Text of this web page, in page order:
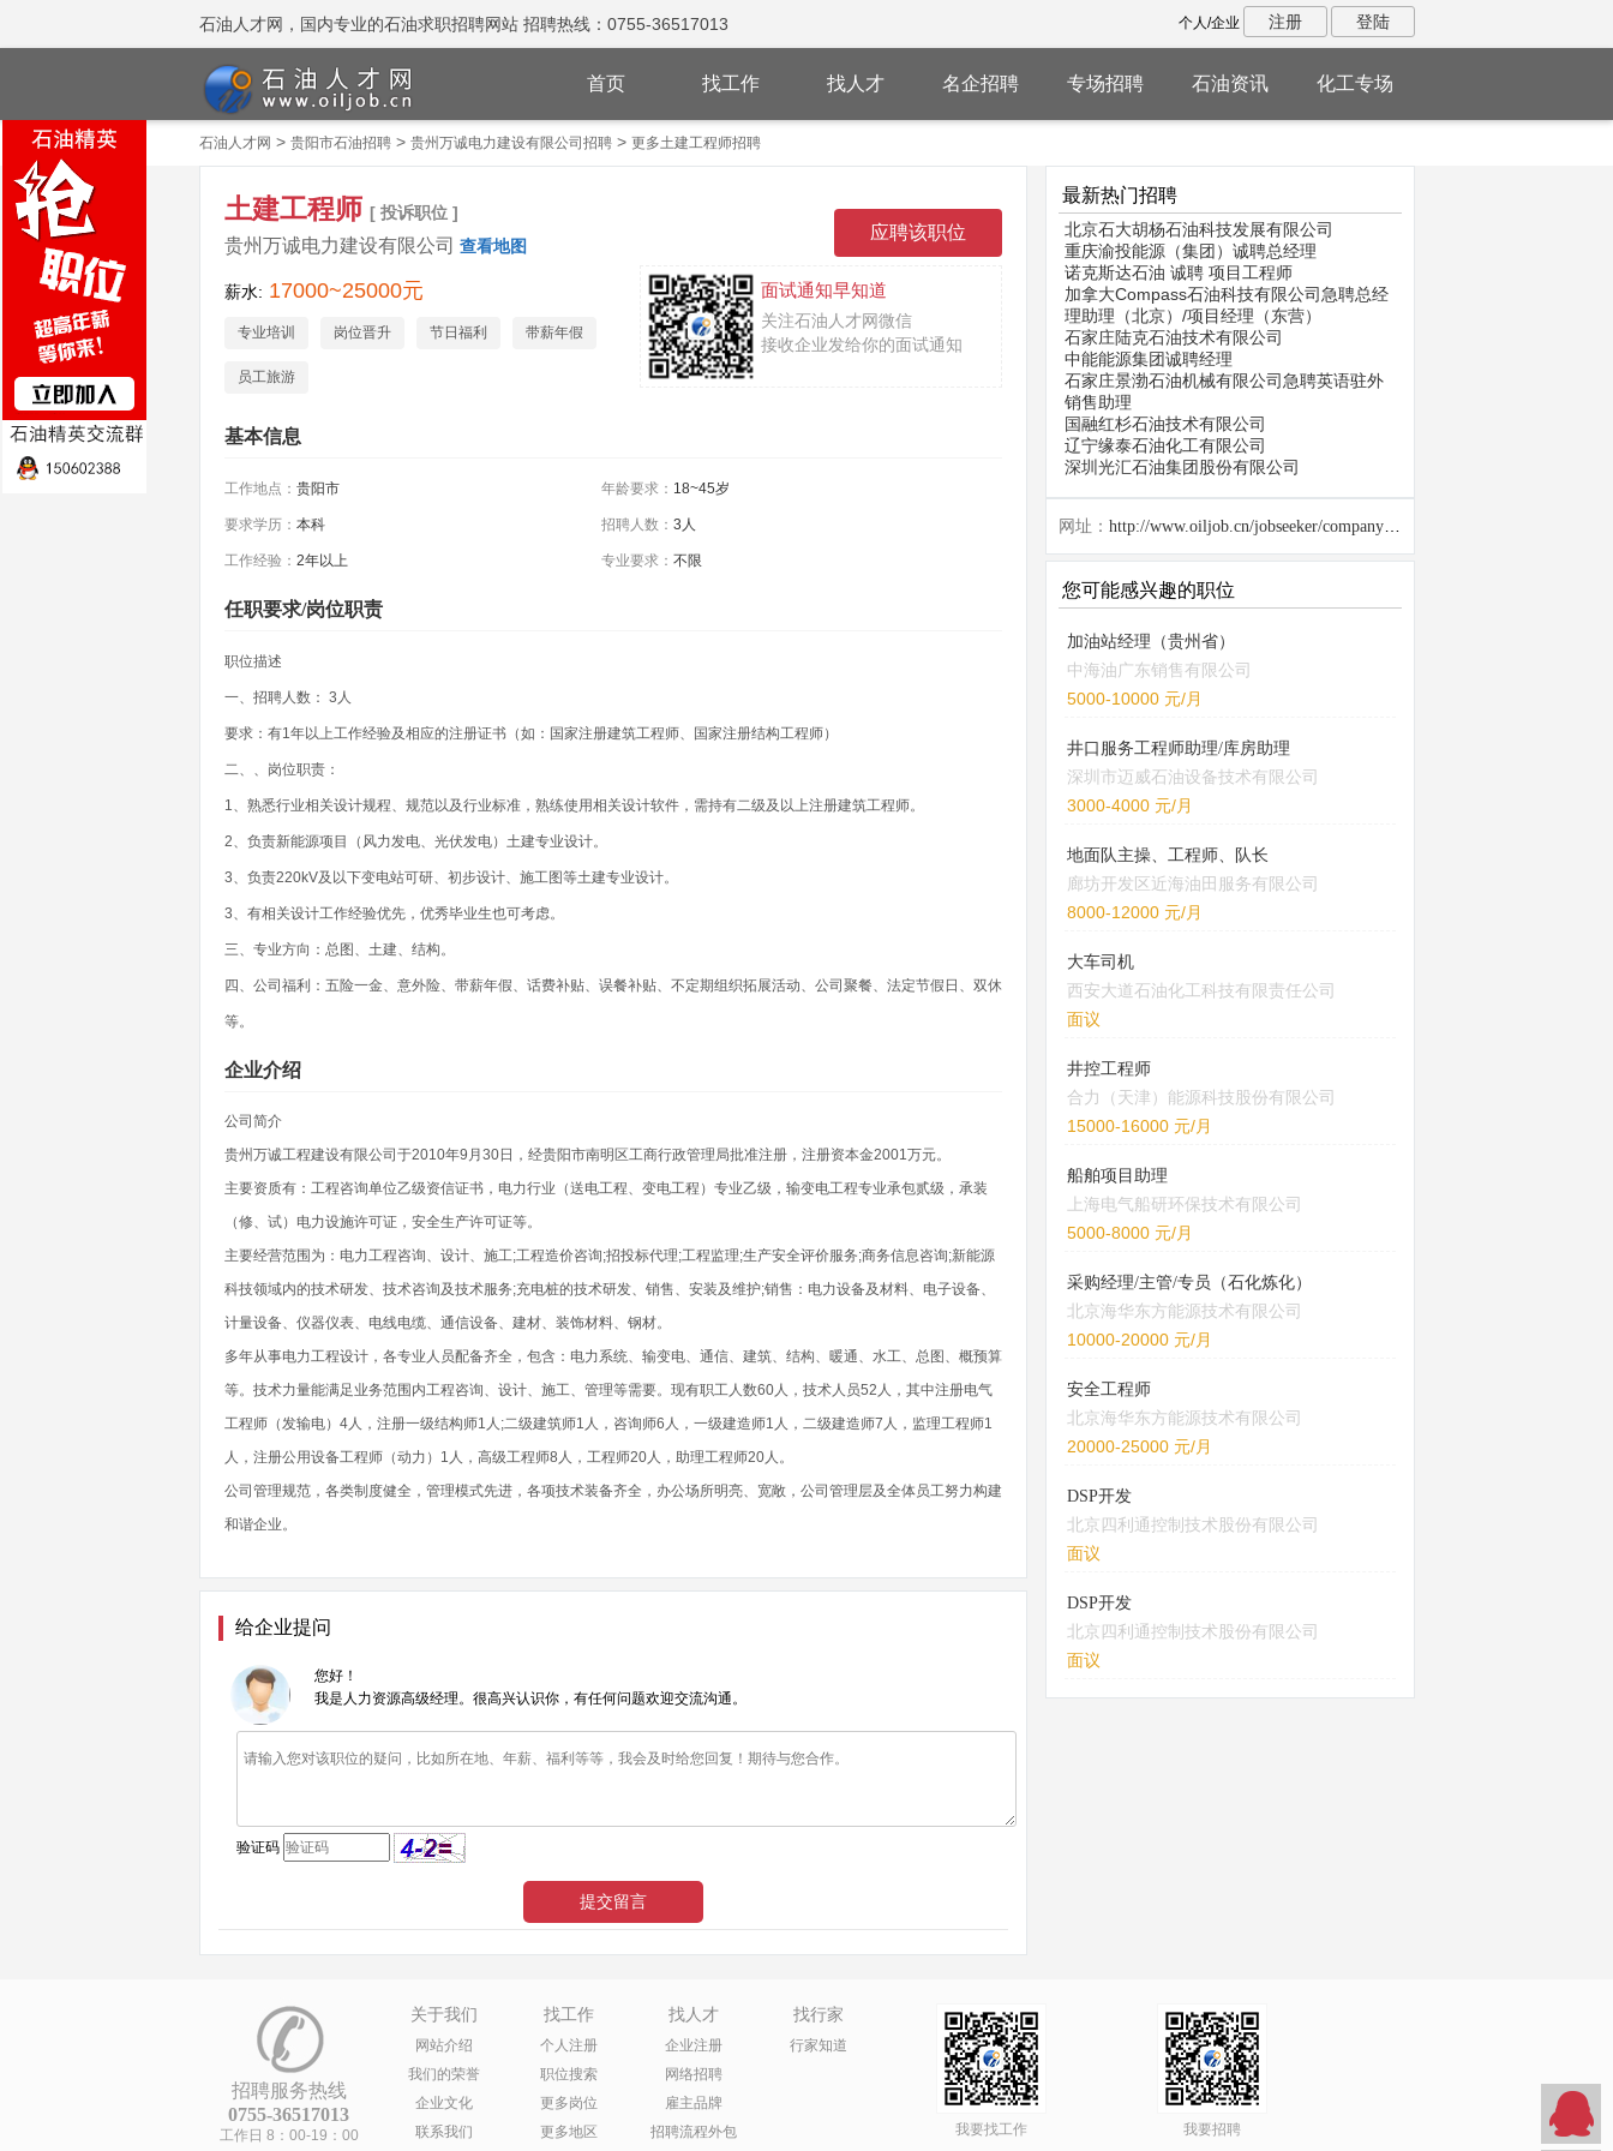
石油人才网，国内专业的石油求职招聘网站 招聘热线：0755-36517013 个人/企业 注册 登陆
首页 找工作 找人才 名企招聘 专场招聘 石油资讯 化工专场
石油人才网 > 贵阳市石油招聘> 贵州万诚电力建设有限公司招聘> 更多土建工程师招聘
土建工程师 [ 投诉职位 ]
贵州万诚电力建设有限公司 查看地图
薪水: 17000~25000元 面试通知早知道
关注石油人才网微信
接收企业发给你的面试通知
专业培训 岗位晋升 节日福利 带薪年假
员工旅游
基本信息
工作地点： 贵阳市 年龄要求： 18~45岁
要求学历： 本科 招聘人数： 3人
工作经验： 2年以上 专业要求： 不限
任职要求/岗位职责
职位描述
一、招聘人数： 3人
要求：有1年以上工作经验及相应的注册证书（如：国家注册建筑工程师、国家注册结构工程师）
二、、岗位职责：
1、熟悉行业相关设计规程、规范以及行业标准，熟练使用相关设计软件，需持有二级及以上注册建筑工程师。
2、负责新能源项目（风力发电、光伏发电）土建专业设计。
3、负责220kV及以下变电站可研、初步设计、施工图等土建专业设计。
3、有相关设计工作经验优先，优秀毕业生也可考虑。
三、专业方向：总图、土建、结构。
四、公司福利：五险一金、意外险、带薪年假、话费补贴、误餐补贴、不定期组织拓展活动、公司聚餐、法定节假日、双休
等。
企业介绍
公司简介
贵州万诚工程建设有限公司于2010年9月30日，经贵阳市南明区工商行政管理局批准注册，注册资本金2001万元。
主要资质有：工程咨询单位乙级资信证书，电力行业（送电工程、变电工程）专业乙级，输变电工程专业承包贰级，承装
（修、试）电力设施许可证，安全生产许可证等。
主要经营范围为：电力工程咨询、设计、施工;工程造价咨询;招投标代理;工程监理;生产安全评价服务;商务信息咨询;新能源
科技领域内的技术研发、技术咨询及技术服务;充电桩的技术研发、销售、安装及维护;销售：电力设备及材料、电子设备、
计量设备、仪器仪表、电线电缆、通信设备、建材、装饰材料、钢材。
多年从事电力工程设计，各专业人员配备齐全，包含：电力系统、输变电、通信、建筑、结构、暖通、水工、总图、概预算
等。技术力量能满足业务范围内工程咨询、设计、施工、管理等需要。现有职工人数60人，技术人员52人，其中注册电气
工程师（发输电）4人，注册一级结构师1人;二级建筑师1人，咨询师6人，一级建造师1人，二级建造师7人，监理工程师1
人，注册公用设备工程师（动力）1人，高级工程师8人，工程师20人，助理工程师20人。
公司管理规范，各类制度健全，管理模式先进，各项技术装备齐全，办公场所明亮、宽敞，公司管理层及全体员工努力构建
和谐企业。
给企业提问
您好！
我是人力资源高级经理。很高兴认识你，有任何问题欢迎交流沟通。
验证码
最新热门招聘
北京石大胡杨石油科技发展有限公司
重庆渝投能源（集团）诚聘总经理
诺克斯达石油 诚聘 项目工程师
加拿大Compass石油科技有限公司急聘总经
理助理（北京）/项目经理（东营）
石家庄陆克石油技术有限公司
中能能源集团诚聘经理
石家庄景渤石油机械有限公司急聘英语驻外
销售助理
国融红杉石油技术有限公司
辽宁缘泰石油化工有限公司
深圳光汇石油集团股份有限公司
网址： http://www.oiljob.cn/jobseeker/company/26848.html
您可能感兴趣的职位
加油站经理（贵州省）
中海油广东销售有限公司
5000-10000 元/月
井口服务工程师助理/库房助理
深圳市迈威石油设备技术有限公司
3000-4000 元/月
地面队主操、工程师、队长
廊坊开发区近海油田服务有限公司
8000-12000 元/月
大车司机
西安大道石油化工科技有限责任公司
面议
井控工程师
合力（天津）能源科技股份有限公司
15000-16000 元/月
船舶项目助理
上海电气船研环保技术有限公司
5000-8000 元/月
采购经理/主管/专员（石化炼化）
北京海华东方能源技术有限公司
10000-20000 元/月
安全工程师
北京海华东方能源技术有限公司
20000-25000 元/月
DSP开发
北京四利通控制技术股份有限公司
面议
DSP开发
北京四利通控制技术股份有限公司
面议
招聘服务热线
0755-36517013
工作日 8：00-19：00
关于我们
网站介绍
我们的荣誉
企业文化
联系我们
找工作
个人注册
职位搜索
更多岗位
更多地区
找人才
企业注册
网络招聘
雇主品牌
招聘流程外包
找行家
行家知道
我要找工作 我要招聘